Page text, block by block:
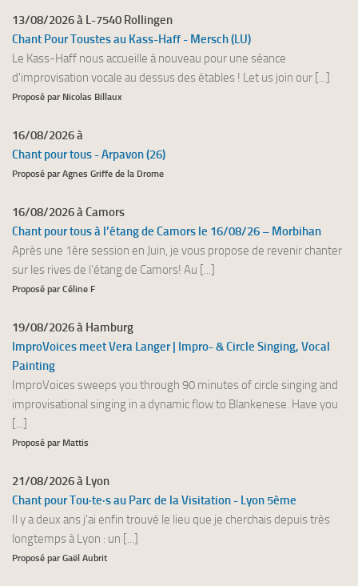
13/08/2026 à L-7540 Rollingen
Chant Pour Toustes au Kass-Haff - Mersch (LU)
Le Kass-Haff nous accueille à nouveau pour une séance
d'improvisation vocale au dessus des étables ! Let us join our [...]
Proposé par Nicolas Billaux
16/08/2026 à
Chant pour tous - Arpavon (26)
Proposé par Agnes Griffe de la Drome
16/08/2026 à Camors
Chant pour tous à l’étang de Camors le 16/08/26 – Morbihan
Après une 1ère session en Juin, je vous propose de revenir chanter
sur les rives de l’étang de Camors! Au [...]
Proposé par Céline F
19/08/2026 à Hamburg
ImproVoices meet Vera Langer | Impro- & Circle Singing, Vocal
Painting
ImproVoices sweeps you through 90 minutes of circle singing and
improvisational singing in a dynamic flow to Blankenese. Have you
[...]
Proposé par Mattis
21/08/2026 à Lyon
Chant pour Tou·te·s au Parc de la Visitation - Lyon 5ème
Il y a deux ans j'ai enfin trouvé le lieu que je cherchais depuis très
longtemps à Lyon : un [...]
Proposé par Gaël Aubrit